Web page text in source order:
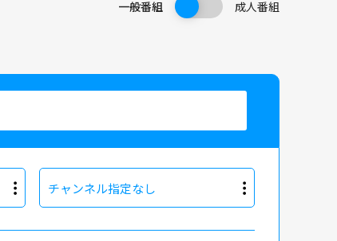
一般番組 成人番組
チャンネル指定なし